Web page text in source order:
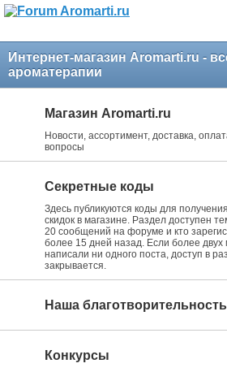
Интернет-магазин Aromarti.ru -
ароматерапии
Магазин Aromarti.ru
Новости, ассортимент, доставка,
вопросы
Секретные коды
Здесь публикуются коды для
скидок в магазине. Раздел доступен
20 сообщений на форуме и кто
более 15 дней назад. Если более двух
написали ни одного поста, доступ в
закрывается.
Наша благотворительность
Конкурсы